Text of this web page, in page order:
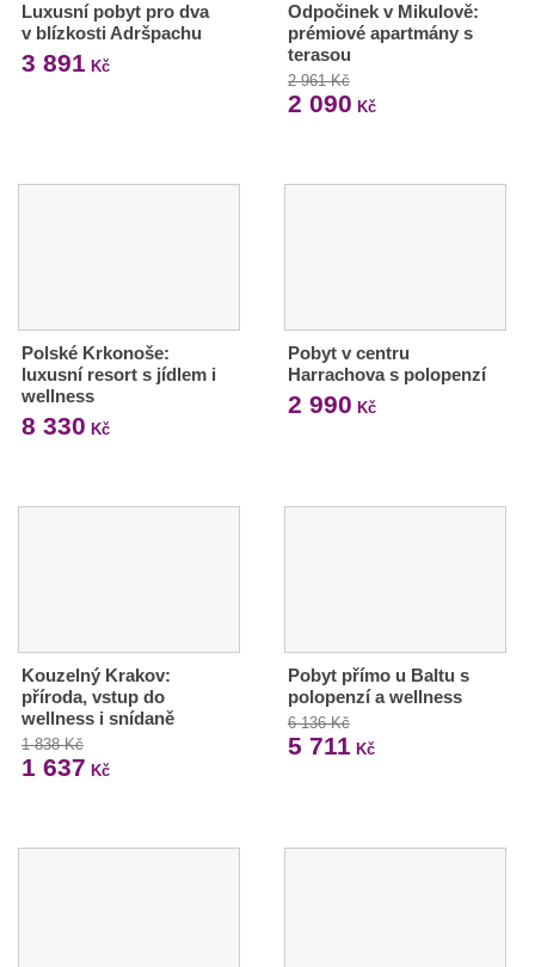
Luxusní pobyt pro dva
v blízkosti Adršpachu
3 891 Kč
Odpočinek v Mikulově:
prémiové apartmány s
terasou
2 961 Kč
2 090 Kč
Polské Krkonoše:
luxusní resort s jídlem i
wellness
8 330 Kč
Pobyt v centru
Harrachova s polopenzí
2 990 Kč
Kouzelný Krakov:
příroda, vstup do
wellness i snídaně
1 838 Kč
1 637 Kč
Pobyt přímo u Baltu s
polopenzí a wellness
6 136 Kč
5 711 Kč